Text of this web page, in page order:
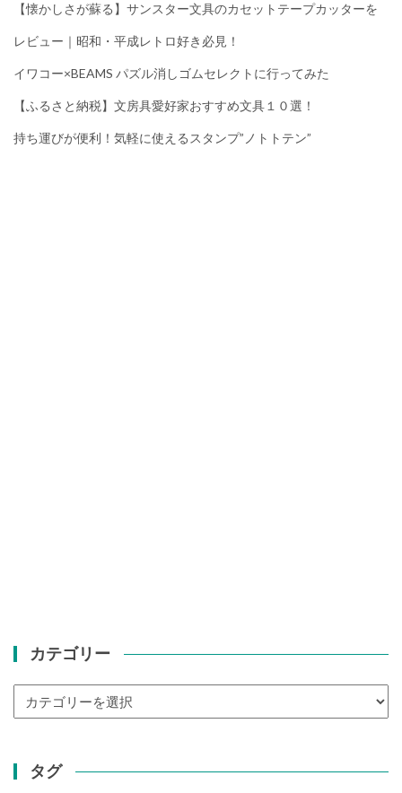
【懐かしさが蘇る】サンスター文具のカセットテープカッターを
レビュー｜昭和・平成レトロ好き必見！
イワコー×BEAMS パズル消しゴムセレクトに行ってみた
【ふるさと納税】文房具愛好家おすすめ文具１０選！
持ち運びが便利！気軽に使えるスタンプ”ノトトテン”
カテゴリー
タグ